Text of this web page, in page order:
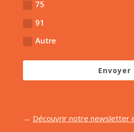
75
91
Autre
Envoyer
→ Découvrir notre newsletter